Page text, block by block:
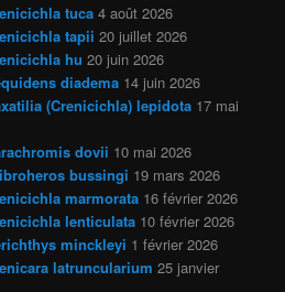
tuca 4 août 2026
tapii 20 juillet 2026
hu 20 juin 2026
diadema 14 juin 2026
(Crenicichla) lepidota 17 mai
dovii 10 mai 2026
bussingi 19 mars 2026
marmorata 16 février 2026
lenticulata 10 février 2026
minckleyi 1 février 2026
latruncularium 25 janvier